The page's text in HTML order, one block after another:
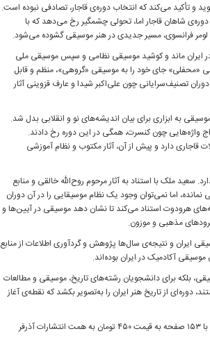
می‌کند که انتخاب دوره‌ی قاجار، تصادفی نبوده است.
دوره‌ی شاهان قاجار اما، تحولی چشمگیر رخ می‌دهد که با
فرانسوی، مسیر جدیدی در هنر موسیقی گشوده می‌شود.
ایران ماند و کوشید موسیقی نظامی و سپس موسیقی ملی
«محفلی» جای خود را به موسیقی «گروهی»، منظم و قابل
تصنیف‌سرایانی چون علی‌اکبر شیدا و عارف قزوینی آثار
به ابزاری برای بیان اندیشه‌های نو و انقلابی بدل شد.
واژه‌هایی چون کنسرت، همگی در این دوره رخ دادند.
قاجاری دارد و پیش از آن، آثار مکتوب و نظام آموزشی
سعید ملک با استناد به آثار مرحوم روح‌الله خالقی و منابع
اما نمی‌توان وجود یک نظام موسیقایی را در آن دوران
هرودوت استناد می‌کند تا نشان دهد موسیقی در آیین‌ها و
مذهبی و موزون.
ایران و نتیجه‌ی سال‌ها پژوهش و گردآوری اطلاعات از منابع
آکادمیک در ایران بوده‌اند.
بلکه برای دانشجویان رشته‌های تاریخ، موسیقی و مطالعات
دوره‌ای از تاریخ هنر ایران را به‌تصویر بکشد که نقطه‌ی آغاز
کتاب «موزیکانچی؛ سیری بر موسیقی در عهد قاجار» نوشته سعید ملک در نوبت دوم ۱۴۰۴ با ۱۵۳ صفحه به قیمت ۴۵۰ تومان به همت انتشارات آذرفر